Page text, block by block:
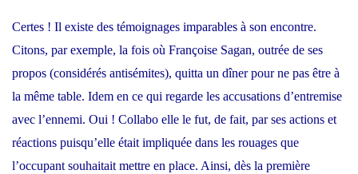
Certes ! Il existe des témoignages imparables à son encontre.
Citons, par exemple, la fois où Françoise Sagan, outrée de ses
propos (considérés antisémites), quitta un dîner pour ne pas être à
la même table. Idem en ce qui regarde les accusations d’entremise
avec l’ennemi. Oui ! Collabo elle le fut, de fait, par ses actions et
réactions puisqu’elle était impliquée dans les rouages que
l’occupant souhaitait mettre en place. Ainsi, dès la première